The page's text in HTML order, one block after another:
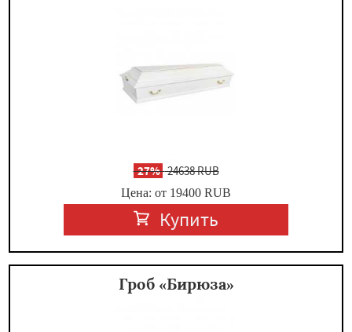
-27%24638 RUB
Цена: от 19400 RUB
Купить
Гроб «Бирюза»